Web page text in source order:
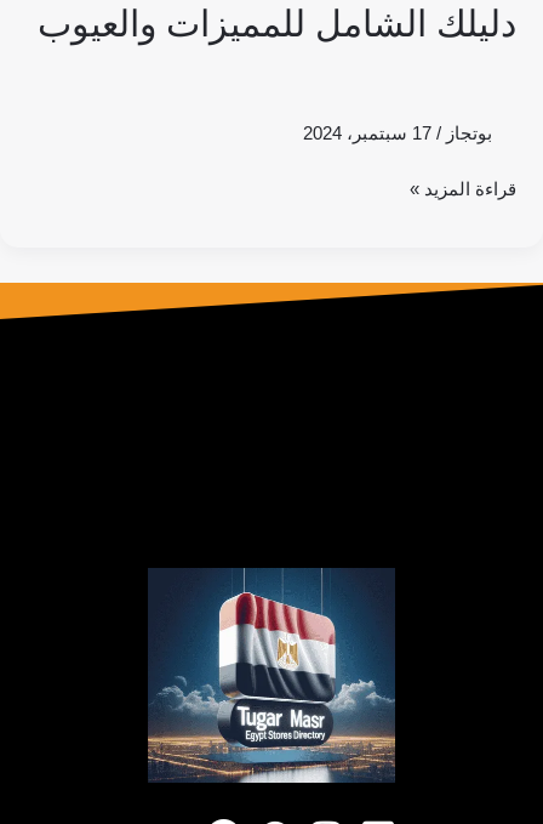
دليلك الشامل للمميزات والعيوب
بوتجاز /17 سبتمبر، 2024
قراءة المزيد »